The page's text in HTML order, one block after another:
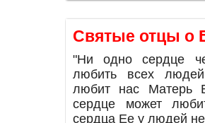
Святые отцы о
"Ни одно сердце
любить всех
любит нас Матерь
сердце может
сердца Ее у людей